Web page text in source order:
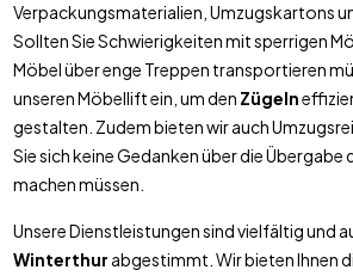
Verpackungsmaterialien, Umzugskartons
Sollten Sie Schwierigkeiten mit sperrigen
Möbel über enge Treppen transportieren
unseren Möbellift ein, um den Zügeln
gestalten. Zudem bieten wir auch
Sie sich keine Gedanken über die Übergabe
machen müssen.
Unsere Dienstleistungen sind vielfältig und
Winterthur abgestimmt. Wir bieten Ihnen